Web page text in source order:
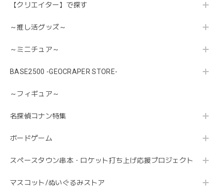
【クリエイター】で探す
～推し活グッズ～
～ミニチュア～
BASE2500 -GEOCRAPER STORE-
～フィギュア～
名探偵コナン特集
ボードゲーム
スペースタウン串本・ロケット打ち上げ応援プロジェクト
マスコット/ぬいぐるみストア